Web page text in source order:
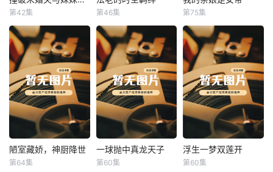
撞破未婚夫与妹妹打野战
第42集
法老的时空羁绊
第46集
我的亲娘是女帝
第75集
陋室藏娇，神厨降世
陋室藏娇，神厨降世
第64集
一球抛中真龙天子
一球抛中真龙天子
第60集
浮生一梦双莲开
浮生一梦双莲开
第60集